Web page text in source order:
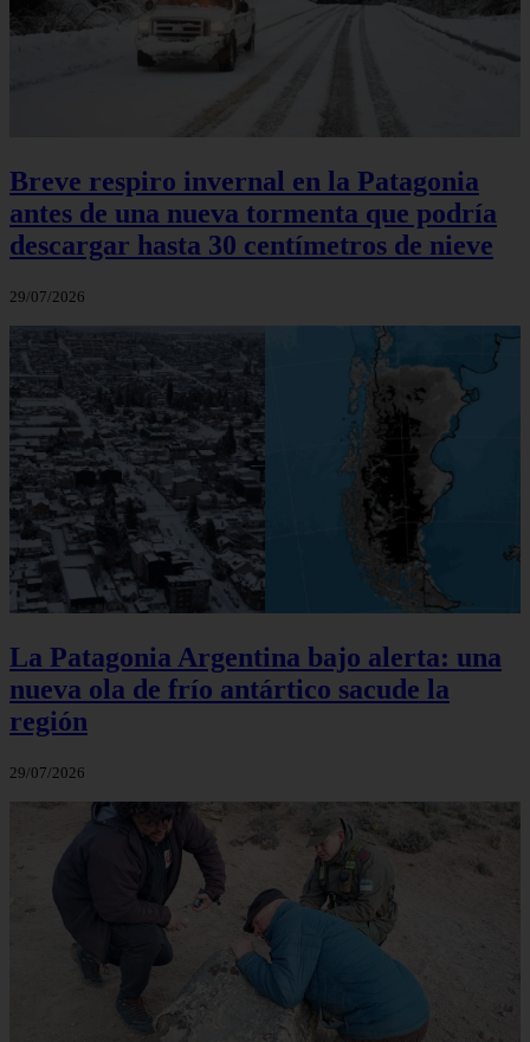
Breve respiro invernal en la Patagonia
antes de una nueva tormenta que podría
descargar hasta 30 centímetros de nieve
29/07/2026
La Patagonia Argentina bajo alerta: una
nueva ola de frío antártico sacude la
región
29/07/2026